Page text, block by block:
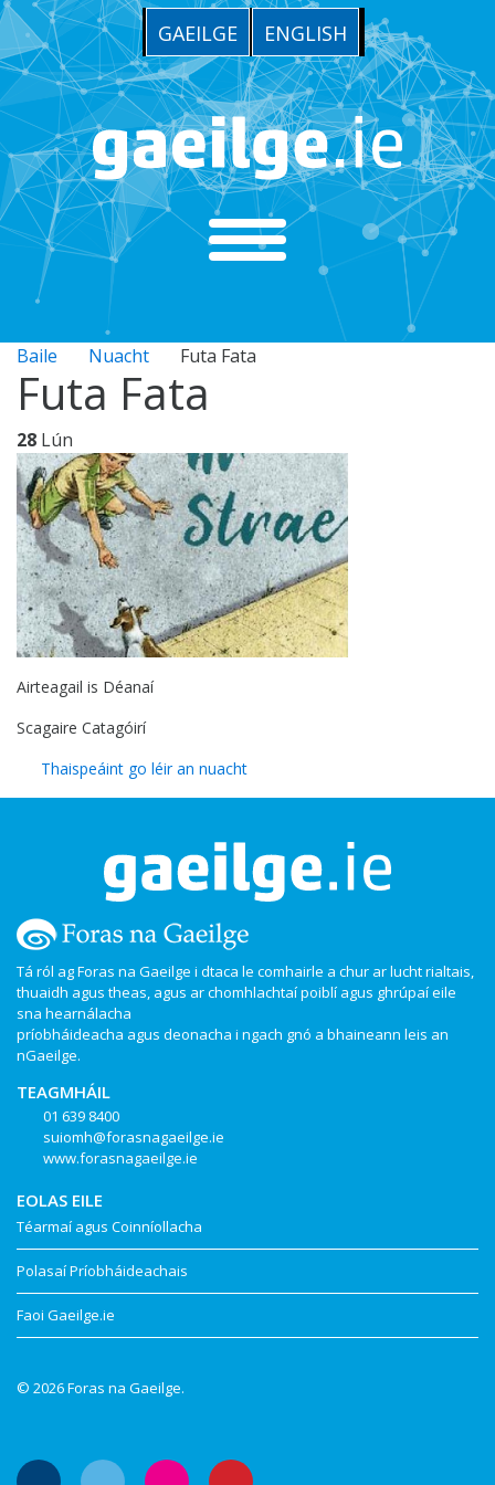
GAEILGE ENGLISH
Baile Nuacht Futa Fata
Futa Fata
28 Lún
Airteagail is Déanaí
Scagaire Catagóirí
Thaispeáint go léir an nuacht
Tá ról ag Foras na Gaeilge i dtaca le comhairle a chur ar lucht rialtais,
thuaidh agus theas, agus ar chomhlachtaí poiblí agus ghrúpaí eile
sna hearnálacha
príobháideacha agus deonacha i ngach gnó a bhaineann leis an
nGaeilge.
TEAGMHÁIL
01 639 8400
suiomh@forasnagaeilge.ie
www.forasnagaeilge.ie
EOLAS EILE
Téarmaí agus Coinníollacha
Polasaí Príobháideachais
Faoi Gaeilge.ie
© 2026 Foras na Gaeilge.